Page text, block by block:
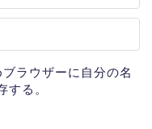
ラウザーに自分の名
する。